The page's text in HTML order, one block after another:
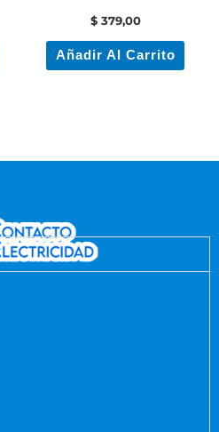
$379,00
Añadir Al Carrito